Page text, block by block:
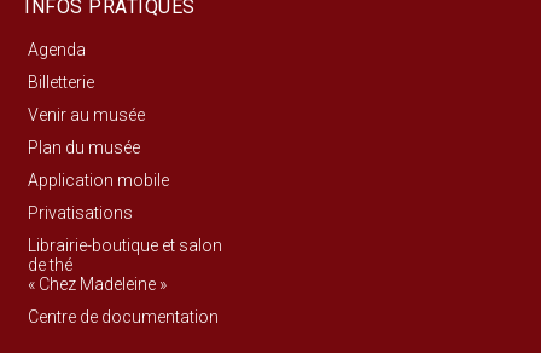
INFOS PRATIQUES
Agenda
Billetterie
Venir au musée
Plan du musée
Application mobile
Privatisations
Librairie-boutique et salon
de thé
« Chez Madeleine »
Centre de documentation